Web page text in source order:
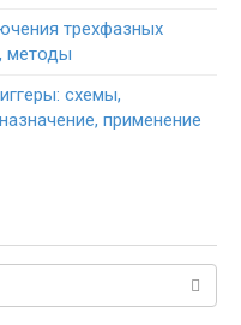
трехфазных
методы
схемы,
применение